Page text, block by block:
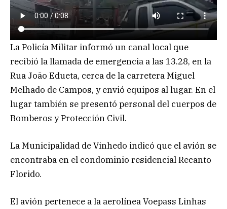
La Policía Militar informó un canal local que
recibió la llamada de emergencia a las 13.28, en la
Rua João Edueta, cerca de la carretera Miguel
Melhado de Campos, y envió equipos al lugar. En el
lugar también se presentó personal del cuerpos de
Bomberos y Protección Civil.
La Municipalidad de Vinhedo indicó que el avión se
encontraba en el condominio residencial Recanto
Florido.
El avión pertenece a la aerolínea Voepass Linhas